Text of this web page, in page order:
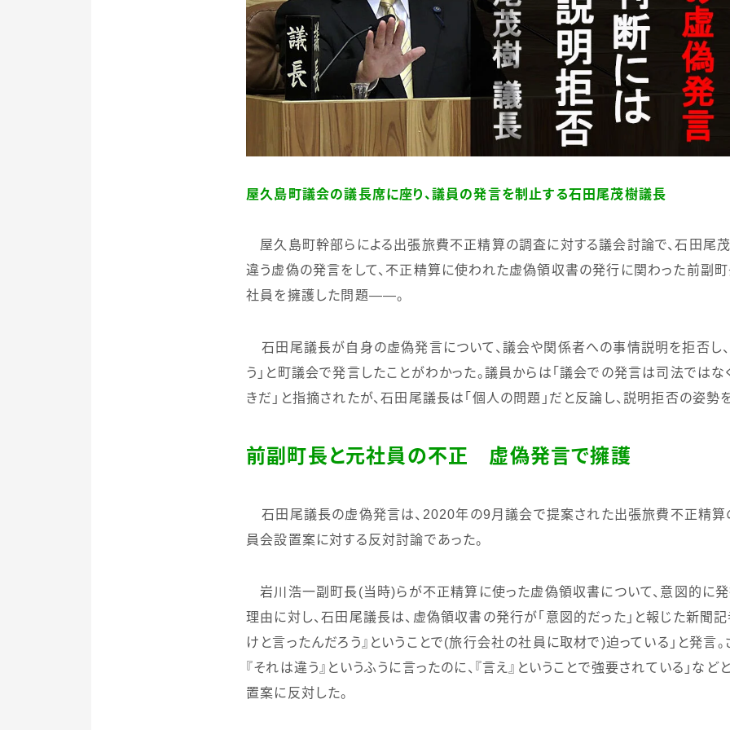
屋久島町議会の議長席に座り、議員の発言を制止する石田尾茂樹議長
屋久島町幹部らによる出張旅費不正精算の調査に対する議会討論で、石田尾
違う虚偽の発言をして、不正精算に使われた虚偽領収書の発行に関わった前副
社員を擁護した問題――。
石田尾議長が自身の虚偽発言について、議会や関係者への事情説明を拒否し
う」と町議会で発言したことがわかった。議員からは「議会での発言は司法ではな
きだ」と指摘されたが、石田尾議長は「個人の問題」だと反論し、説明拒否の姿勢
前副町長と元社員の不正 虚偽発言で擁護
石田尾議長の虚偽発言は、 2020年の9 月議会で提案された出張旅費不正精算
員会設置案に対する反対討論であった。
岩川浩一副町長(当時)らが不正精算に使った虚偽領収書について、意図的に
理由に対し、石田尾議長は、虚偽領収書の発行が「意図的だった」と報じた新聞記
けと言ったんだろう』ということで(旅行会社の社員に取材で)迫っている」と発言。
『それは違う』というふうに言ったのに、『言え』ということで強要されている」など
置案に反対した。